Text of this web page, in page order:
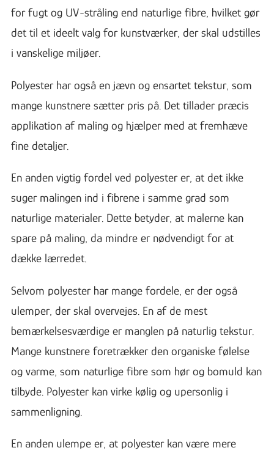
for fugt og UV-stråling end naturlige fibre, hvilket gør
det til et ideelt valg for kunstværker, der skal udstilles
i vanskelige miljøer.
Polyester har også en jævn og ensartet tekstur, som
mange kunstnere sætter pris på. Det tillader præcis
applikation af maling og hjælper med at fremhæve
fine detaljer.
En anden vigtig fordel ved polyester er, at det ikke
suger malingen ind i fibrene i samme grad som
naturlige materialer. Dette betyder, at malerne kan
spare på maling, da mindre er nødvendigt for at
dække lærredet.
Selvom polyester har mange fordele, er der også
ulemper, der skal overvejes. En af de mest
bemærkelsesværdige er manglen på naturlig tekstur.
Mange kunstnere foretrækker den organiske følelse
og varme, som naturlige fibre som hør og bomuld kan
tilbyde. Polyester kan virke kølig og upersonlig i
sammenligning.
En anden ulempe er, at polyester kan være mere